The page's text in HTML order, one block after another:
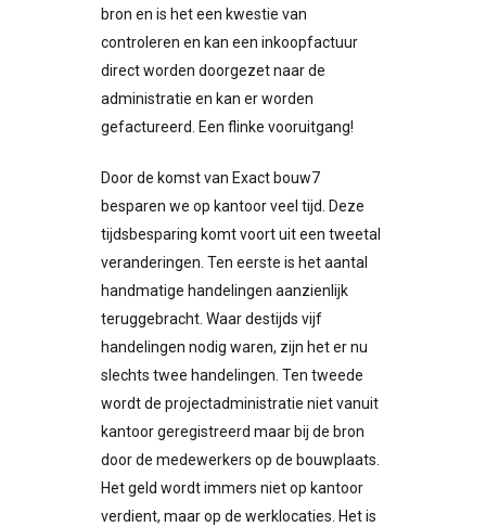
bron en is het een kwestie van
controleren en kan een inkoopfactuur
direct worden doorgezet naar de
administratie en kan er worden
gefactureerd. Een flinke vooruitgang!
Door de komst van Exact bouw7
besparen we op kantoor veel tijd. Deze
tijdsbesparing komt voort uit een tweetal
veranderingen. Ten eerste is het aantal
handmatige handelingen aanzienlijk
teruggebracht. Waar destijds vijf
handelingen nodig waren, zijn het er nu
slechts twee handelingen. Ten tweede
wordt de projectadministratie niet vanuit
kantoor geregistreerd maar bij de bron
door de medewerkers op de bouwplaats.
Het geld wordt immers niet op kantoor
verdient, maar op de werklocaties. Het is